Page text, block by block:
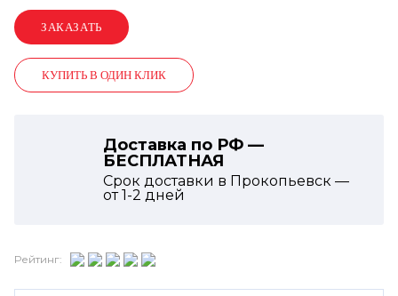
КУПИТЬ В ОДИН КЛИК
Доставка по РФ —
БЕСПЛАТНАЯ
Срок доставки в Прокопьевск —
от1-2 дней
Рейтинг: